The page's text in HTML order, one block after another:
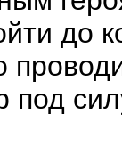
до
под